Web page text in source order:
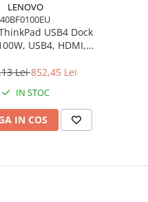
LENOVO
40BF0100EU
USB4 Dock
USB4, HDMI,
LAN, EU
Lei852,45 Lei
IN STOC
IN COS